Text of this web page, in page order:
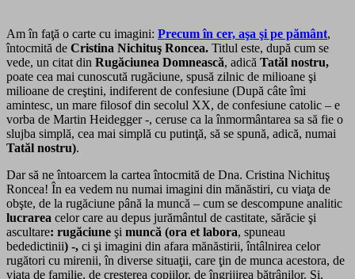
Am în faţă o carte cu imagini: Precum în cer, aşa şi pe pământ,
întocmită de Cristina Nichituş Roncea. Titlul este, după cum se
vede, un citat din Rugăciunea Domnească, adică Tatăl nostru,
poate cea mai cunoscută rugăciune, spusă zilnic de milioane şi
milioane de creştini, indiferent de confesiune (După câte îmi
amintesc, un mare filosof din secolul XX, de confesiune catolic – e
vorba de Martin Heidegger -, ceruse ca la înmormântarea sa să fie o
slujba simplă, cea mai simplă cu putinţă, să se spună, adică, numai
Tatăl nostru).
Dar să ne întoarcem la cartea întocmită de Dna. Cristina Nichituş
Roncea! În ea vedem nu numai imagini din mănăstiri, cu viaţa de
obşte, de la rugăciune până la muncă – cum se descompune analitic
lucrarea celor care au depus jurământul de castitate, sărăcie şi
ascultare: rugăciune şi muncă (ora et labora, spuneau
bededictinii) -, ci şi imagini din afara mănăstirii, întâlnirea celor
rugători cu mirenii, în diverse situaţii, care ţin de munca acestora, de
viaţa de familie, de creşterea copiilor, de îngrijirea bătrânilor. Şi,